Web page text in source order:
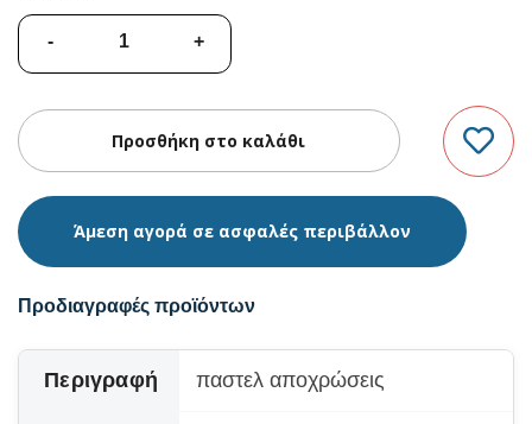
Άμεση αγορά σε ασφαλές περιβάλλον
Προδιαγραφές προϊόντων
Περιγραφή παστελ αποχρώσεις